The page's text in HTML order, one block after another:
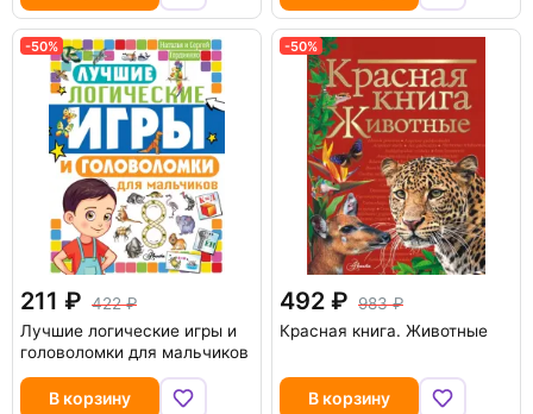
-50%
211
422
Лучшие логические игры и
головоломки для мальчиков
В корзину
-50%
492
983
Красная книга. Животные
В корзину